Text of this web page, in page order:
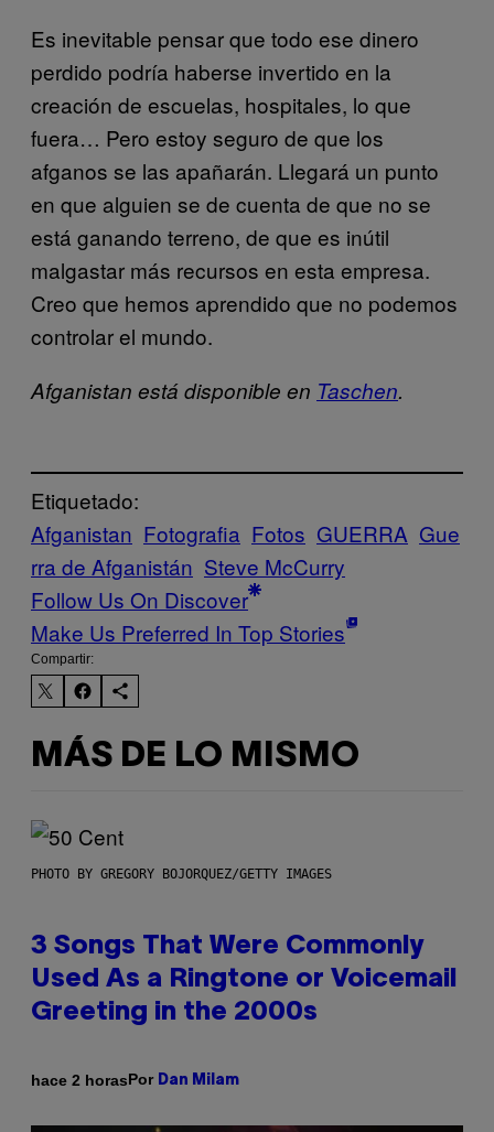
Es inevitable pensar que todo ese dinero
perdido podría haberse invertido en la
creación de escuelas, hospitales, lo que
fuera… Pero estoy seguro de que los
afganos se las apañarán. Llegará un punto
en que alguien se de cuenta de que no se
está ganando terreno, de que es inútil
malgastar más recursos en esta empresa.
Creo que hemos aprendido que no podemos
controlar el mundo.
Afganistan está disponible en Taschen.
Etiquetado:
Afganistan Fotografia Fotos GUERRA Gue
rra de Afganistán Steve McCurry
Follow Us On Discover
Make Us Preferred In Top Stories
Compartir:
MÁS DE LO MISMO
PHOTO BY GREGORY BOJORQUEZ/GETTY IMAGES
3 Songs That Were Commonly
Used As a Ringtone or Voicemail
Greeting in the 2000s
hace 2 horasPor Dan Milam